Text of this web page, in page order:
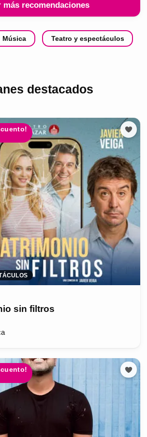
más recomendaciones
Música Teatro y espectáculos
destacados
sin filtros